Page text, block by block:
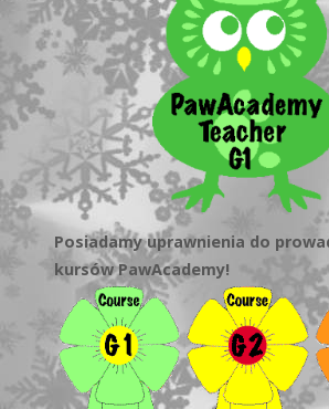
Posiadamy uprawnienia do
kursów PawAcademy!